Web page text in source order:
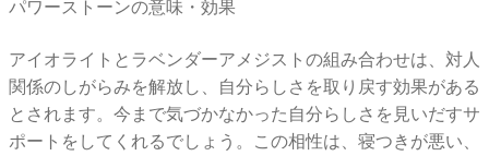
パワーストーンの意味・効果
アイオライトとラベンダーアメジストの組み合わせは、対人
関係のしがらみを解放し、自分らしさを取り戻す効果がある
とされます。今まで気づかなかった自分らしさを見いだすサ
ポートをしてくれるでしょう。この相性は、寝つきが悪い、